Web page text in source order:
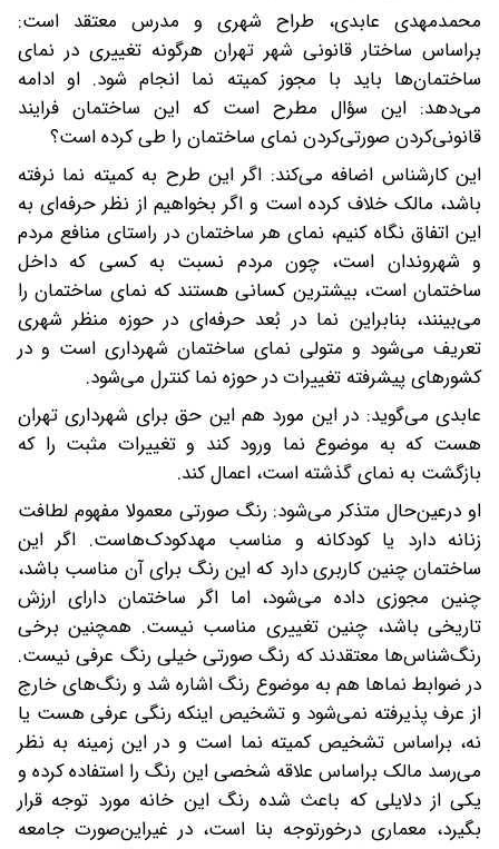
محمدمهدی عابدی، طراح شهری و مدرس معتقد است:
بر‌اساس ساختار قانونی شهر تهران هرگونه تغییری در نمای
ساختمان‌ها باید با مجوز کمیته نما انجام شود. او ادامه
می‌دهد: این سؤال مطرح است که این ساختمان فرایند
قانونی‌کردن صورتی‌کردن نمای ساختمان را طی کرده است؟
این کارشناس اضافه می‌کند: اگر این طرح به کمیته نما نرفته
باشد، مالک خلاف کرده است و اگر بخواهیم از نظر حرفه‌ای به
این اتفاق نگاه کنیم، نمای هر ساختمان در راستای منافع مردم
و شهروندان است، چون مردم نسبت به کسی که داخل
ساختمان است، بیشترین کسانی هستند که نمای ساختمان را
می‌بینند، بنابراین نما در بُعد حرفه‌ای در حوزه منظر شهری
تعریف می‌شود و متولی نمای ساختمان شهرداری است و در
کشورهای پیشرفته تغییرات در حوزه نما کنترل می‌شود.
عابدی می‌گوید: در این مورد هم این حق برای شهرداری تهران
هست که به موضوع نما ورود کند و تغییرات مثبت را که
بازگشت به نمای گذشته است، اعمال کند.
او در‌عین‌حال متذکر می‌شود: رنگ صورتی معمولا مفهوم لطافت
زنانه دارد یا کودکانه و مناسب مهدکودک‌هاست. اگر این
ساختمان چنین کاربری دارد که این رنگ برای آن مناسب باشد،
چنین مجوزی داده می‌شود، اما اگر ساختمان دارای ارزش
تاریخی باشد، چنین تغییری مناسب نیست. همچنین برخی
رنگ‌شناس‌ها معتقدند که رنگ صورتی خیلی رنگ عرفی نیست.
در ضوابط نماها هم به موضوع رنگ اشاره شد و رنگ‌های خارج
از عرف پذیرفته نمی‌شود و تشخیص اینکه رنگی عرفی هست یا
نه، براساس تشخیص کمیته نما است و در این زمینه به نظر
می‌رسد مالک بر‌اساس علاقه شخصی این رنگ را استفاده کرده و
یکی از دلایلی که باعث شده رنگ این خانه مورد توجه قرار
بگیرد، معماری درخور‌توجه بنا است، در غیر‌این‌صورت جامعه